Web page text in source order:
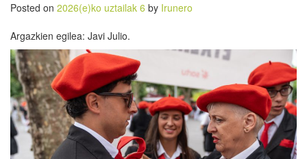
Posted on 2026(e)ko uztailak 6 by Irunero
Argazkien egilea: Javi Julio.